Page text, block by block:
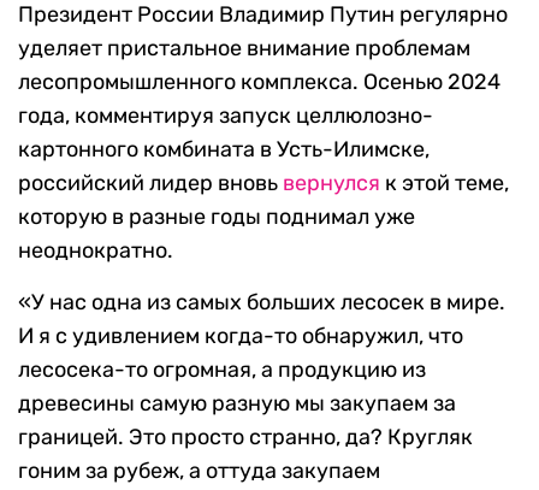
Президент России Владимир Путин регулярно
уделяет пристальное внимание проблемам
лесопромышленного комплекса. Осенью 2024
года, комментируя запуск целлюлозно-
картонного комбината в Усть-Илимске,
российский лидер вновь вернулся к этой теме,
которую в разные годы поднимал уже
неоднократно.
«У нас одна из самых больших лесосек в мире.
И я с удивлением когда-то обнаружил, что
лесосека-то огромная, а продукцию из
древесины самую разную мы закупаем за
границей. Это просто странно, да? Кругляк
гоним за рубеж, а оттуда закупаем